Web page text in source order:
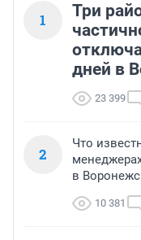
1
Три
дней в
23 399
2
Что
в
10 381